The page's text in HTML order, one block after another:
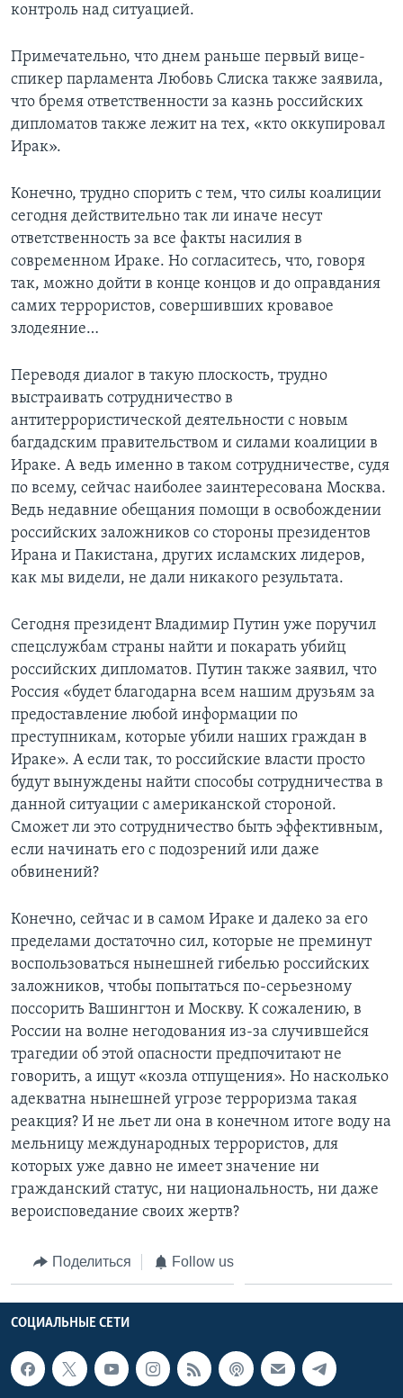
контроль над ситуацией.
Примечательно, что днем раньше первый вице-
спикер парламента Любовь Слиска также заявила,
что бремя ответственности за казнь российских
дипломатов также лежит на тех, «кто оккупировал
Ирак».
Конечно, трудно спорить с тем, что силы коалиции
сегодня действительно так ли иначе несут
ответственность за все факты насилия в
современном Ираке. Но согласитесь, что, говоря
так, можно дойти в конце концов и до оправдания
самих террористов, совершивших кровавое
злодеяние…
Переводя диалог в такую плоскость, трудно
выстраивать сотрудничество в
антитеррористической деятельности с новым
багдадским правительством и силами коалиции в
Ираке. А ведь именно в таком сотрудничестве, судя
по всему, сейчас наиболее заинтересована Москва.
Ведь недавние обещания помощи в освобождении
российских заложников со стороны президентов
Ирана и Пакистана, других исламских лидеров,
как мы видели, не дали никакого результата.
Сегодня президент Владимир Путин уже поручил
спецслужбам страны найти и покарать убийц
российских дипломатов. Путин также заявил, что
Россия «будет благодарна всем нашим друзьям за
предоставление любой информации по
преступникам, которые убили наших граждан в
Ираке». А если так, то российские власти просто
будут вынуждены найти способы сотрудничества в
данной ситуации с американской стороной.
Сможет ли это сотрудничество быть эффективным,
если начинать его с подозрений или даже
обвинений?
Конечно, сейчас и в самом Ираке и далеко за его
пределами достаточно сил, которые не преминут
воспользоваться нынешней гибелью российских
заложников, чтобы попытаться по-серьезному
поссорить Вашингтон и Москву. К сожалению, в
России на волне негодования из-за случившейся
трагедии об этой опасности предпочитают не
говорить, а ищут «козла отпущения». Но насколько
адекватна нынешней угрозе терроризма такая
реакция? И не льет ли она в конечном итоге воду на
мельницу международных террористов, для
которых уже давно не имеет значение ни
гражданский статус, ни национальность, ни даже
вероисповедание своих жертв?
Поделиться Follow us
СОЦИАЛЬНЫЕ СЕТИ